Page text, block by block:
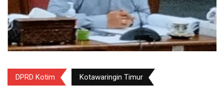
DPRD Kotim Kotawaringin Timur